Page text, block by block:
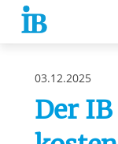
Springe zum Inhalt
03.12.2025
Der